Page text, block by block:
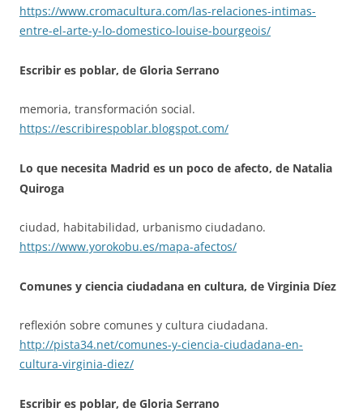
https://www.cromacultura.com/las-relaciones-intimas-
entre-el-arte-y-lo-domestico-louise-bourgeois/
Escribir es poblar, de Gloria Serrano
memoria, transformación social.
https://escribirespoblar.blogspot.com/
Lo que necesita Madrid es un poco de afecto, de Natalia
Quiroga
ciudad, habitabilidad, urbanismo ciudadano.
https://www.yorokobu.es/mapa-afectos/
Comunes y ciencia ciudadana en cultura, de Virginia Díez
reflexión sobre comunes y cultura ciudadana.
http://pista34.net/comunes-y-ciencia-ciudadana-en-
cultura-virginia-diez/
Escribir es poblar, de Gloria Serrano